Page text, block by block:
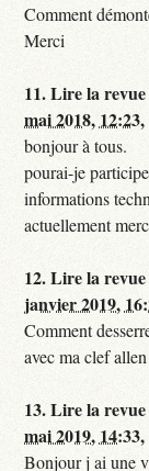
Comment
Merci
11.Lire la
mai 2018, 12:23,
bonjour à tous.
pourai-je
informations
actuellement
12.Lire la
janvier 2019,
Comment
avec ma clef
13.Lire la
mai 2019, 14:33,
Bonjour j ai une